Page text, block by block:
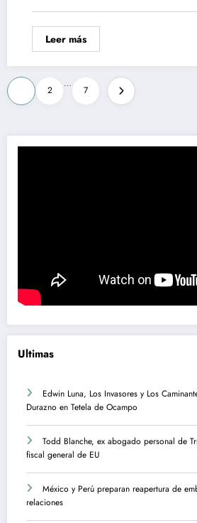
Leer más
Paginación
de
entradas
2
…
7
Ultimas
Edwin Luna, Los Invasores y Los
Durazno en Tetela de Ocampo
Todd Blanche, ex abogado personal de
fiscal general de EU
México y Perú preparan reapertura de
relaciones